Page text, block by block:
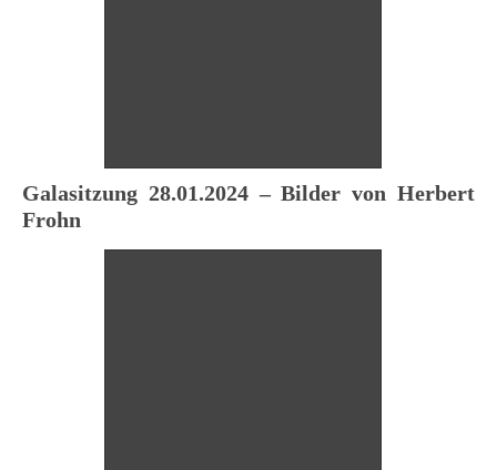
Galasitzung 28.01.2024 – Bilder von Herbert
Frohn